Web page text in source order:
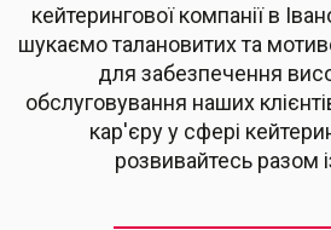
кейтерингової компанії в
шукаємо талановитих та
для забезпечення
обслуговування наших
кар'єру у сфері
розвивайтесь разом